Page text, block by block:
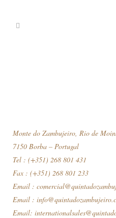
Monte do Zambujeiro, Rio de
7150 Borba – Portugal
Tel : (+351) 268 801 431
Fax : (+351) 268 801 233
Email :
Email :
Email: